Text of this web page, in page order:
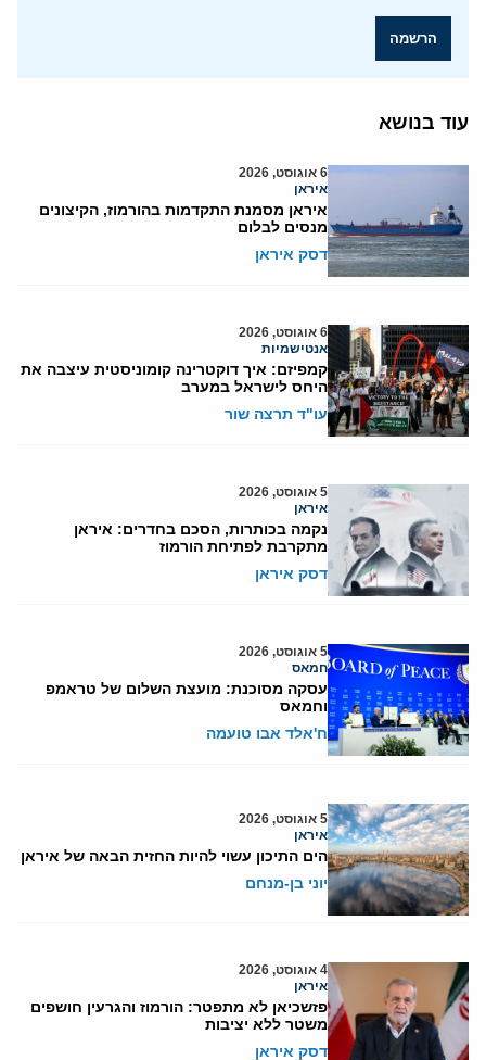
הרשמה
עוד בנושא
6 אוגוסט, 2026
איראן
איראן מסמנת התקדמות בהורמוז, הקיצונים
מנסים לבלום
דסק איראן
6 אוגוסט, 2026
אנטישמיות
קמפיזם: איך דוקטרינה קומוניסטית עיצבה את
היחס לישראל במערב
עו"ד תרצה שור
5 אוגוסט, 2026
איראן
נקמה בכותרות, הסכם בחדרים: איראן
מתקרבת לפתיחת הורמוז
דסק איראן
5 אוגוסט, 2026
חמאס
עסקה מסוכנת: מועצת השלום של טראמפ
וחמאס
ח'אלד אבו טועמה
5 אוגוסט, 2026
איראן
הים התיכון עשוי להיות החזית הבאה של איראן
יוני בן-מנחם
4 אוגוסט, 2026
איראן
פזשכיאן לא מתפטר: הורמוז והגרעין חושפים
משטר ללא יציבות
דסק איראן